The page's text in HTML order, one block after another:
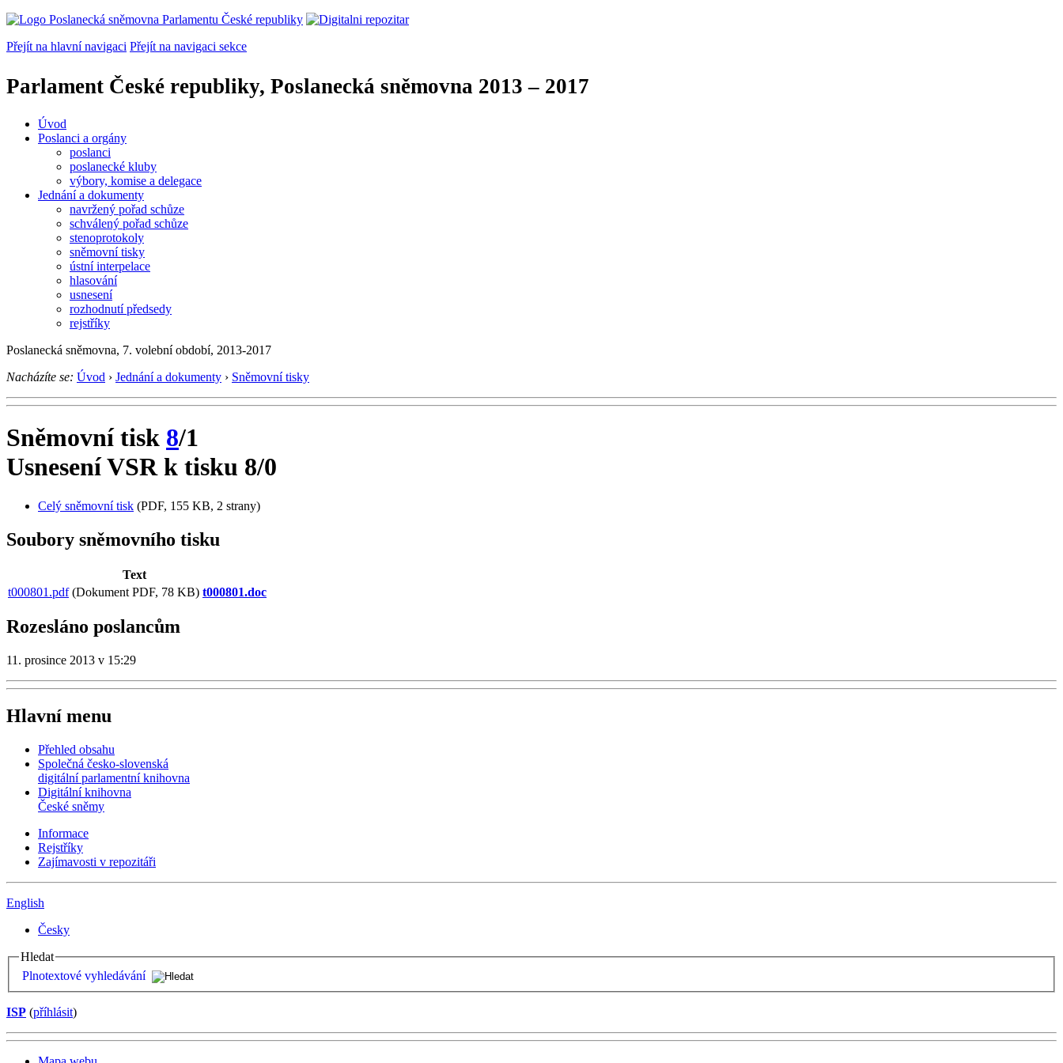
Přejít na hlavní navigaci Přejít na navigaci sekce
Parlament České republiky, Poslanecká sněmovna 2013 – 2017
Úvod
Poslanci a orgány
poslanci
poslanecké kluby
výbory, komise a delegace
Jednání a dokumenty
navržený pořad schůze
schválený pořad schůze
stenoprotokoly
sněmovní tisky
ústní interpelace
hlasování
usnesení
rozhodnutí předsedy
rejstříky
Poslanecká sněmovna, 7. volební období, 2013-2017
Nacházíte se: Úvod › Jednání a dokumenty › Sněmovní tisky
Sněmovní tisk 8/1
Usnesení VSR k tisku 8/0
Celý sněmovní tisk (PDF, 155 KB, 2 strany)
Soubory sněmovního tisku
Text
t000801.pdf(Dokument PDF, 78 KB) t000801.doc
Rozesláno poslancům
11. prosince 2013 v 15:29
Hlavní menu
Přehled obsahu
Společná česko-slovenská
digitální parlamentní knihovna
Digitální knihovna
České sněmy
Informace
Rejstříky
Zajímavosti v repozitáři
English
Česky
Hledat
Plnotextové vyhledávání
ISP (příhlásit)